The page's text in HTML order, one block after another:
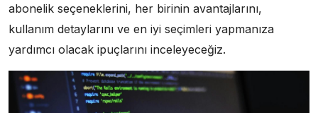
abonelik seçeneklerini, her birinin avantajlarını,
kullanım detaylarını ve en iyi seçimleri yapmanıza
yardımcı olacak ipuçlarını inceleyeceğiz.